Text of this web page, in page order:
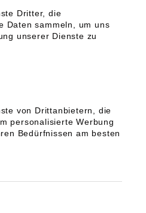
Wasser ist weiches
Dritter, die
Daten sammeln, um uns
unserer Dienste zu
von Drittanbietern, die
personalisierte Werbung
Bedürfnissen am besten